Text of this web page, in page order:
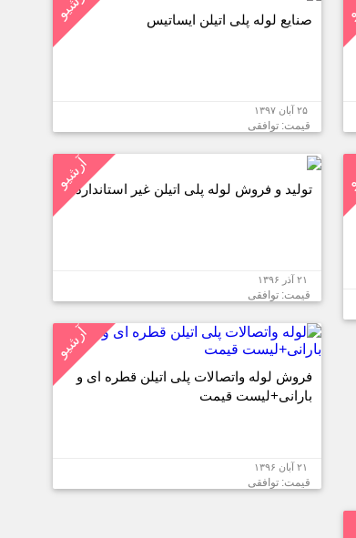
صنایع لوله پلی اتیلن ایساتیس
۲۵ آبان ۱۳۹۷
قیمت: توافقی
آرشیوتولید و فروش لوله پلی اتیلن غیر استاندارد
۲۱ آذر ۱۳۹۶
قیمت: توافقی
آرشیو
فروش لوله واتصالات پلی اتیلن قطره ای و
بارانی+لیست قیمت
۲۱ آبان ۱۳۹۶
قیمت: توافقی